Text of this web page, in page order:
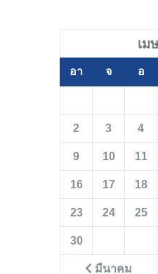
เม
อา จ อ
มีนาคม
2 3 4
9 10 11
16 17 18
23 24 25
30